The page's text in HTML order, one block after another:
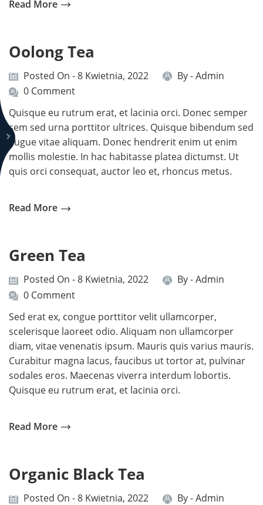
Read More
Oolong Tea
Posted On - 8 Kwietnia, 2022 By -Admin
0 Comment
Quisque eu rutrum erat, et lacinia orci. Donec semper
sem sed urna porttitor ultrices. Quisque bibendum sed
augue vitae aliquam. Donec hendrerit enim ut enim
mollis molestie. In hac habitasse platea dictumst. Ut
quis orci consequat, auctor leo et, rhoncus metus.
Read More
Green Tea
Posted On - 8 Kwietnia, 2022 By -Admin
0 Comment
Sed erat ex, congue porttitor velit ullamcorper,
scelerisque laoreet odio. Aliquam non ullamcorper
diam, vitae venenatis ipsum. Mauris quis varius mauris.
Curabitur magna lacus, faucibus ut tortor at, pulvinar
sodales eros. Maecenas viverra interdum lobortis.
Quisque eu rutrum erat, et lacinia orci.
Read More
Organic Black Tea
Posted On - 8 Kwietnia, 2022 By -Admin